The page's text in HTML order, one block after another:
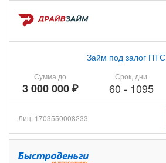
Сумма до
3 000 000 ₽
Займ под залог ПТС
Срок, дни
60 - 1095
Лиц. 1703550008233